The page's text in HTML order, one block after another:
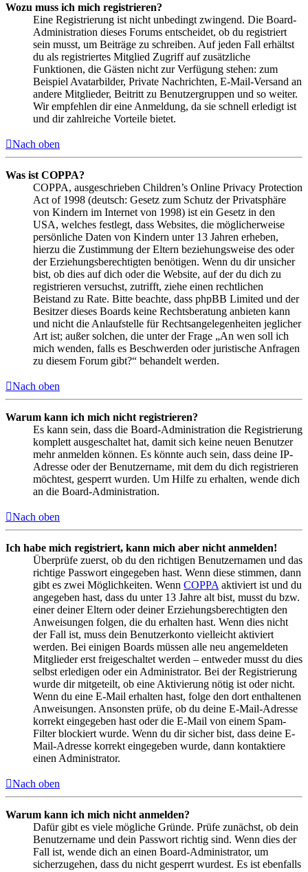
Wozu muss ich mich registrieren?
Eine Registrierung ist nicht unbedingt zwingend. Die Board-
Administration dieses Forums entscheidet, ob du registriert
sein musst, um Beiträge zu schreiben. Auf jeden Fall erhältst
du als registriertes Mitglied Zugriff auf zusätzliche
Funktionen, die Gästen nicht zur Verfügung stehen: zum
Beispiel Avatarbilder, Private Nachrichten, E-Mail-Versand an
andere Mitglieder, Beitritt zu Benutzergruppen und so weiter.
Wir empfehlen dir eine Anmeldung, da sie schnell erledigt ist
und dir zahlreiche Vorteile bietet.
Nach oben
Was ist COPPA?
COPPA, ausgeschrieben Children’s Online Privacy Protection
Act of 1998 (deutsch: Gesetz zum Schutz der Privatsphäre
von Kindern im Internet von 1998) ist ein Gesetz in den
USA, welches festlegt, dass Websites, die möglicherweise
persönliche Daten von Kindern unter 13 Jahren erheben,
hierzu die Zustimmung der Eltern beziehungsweise des oder
der Erziehungsberechtigten benötigen. Wenn du dir unsicher
bist, ob dies auf dich oder die Website, auf der du dich zu
registrieren versuchst, zutrifft, ziehe einen rechtlichen
Beistand zu Rate. Bitte beachte, dass phpBB Limited und der
Besitzer dieses Boards keine Rechtsberatung anbieten kann
und nicht die Anlaufstelle für Rechtsangelegenheiten jeglicher
Art ist; außer solchen, die unter der Frage „An wen soll ich
mich wenden, falls es Beschwerden oder juristische Anfragen
zu diesem Forum gibt?“ behandelt werden.
Nach oben
Warum kann ich mich nicht registrieren?
Es kann sein, dass die Board-Administration die Registrierung
komplett ausgeschaltet hat, damit sich keine neuen Benutzer
mehr anmelden können. Es könnte auch sein, dass deine IP-
Adresse oder der Benutzername, mit dem du dich registrieren
möchtest, gesperrt wurden. Um Hilfe zu erhalten, wende dich
an die Board-Administration.
Nach oben
Ich habe mich registriert, kann mich aber nicht anmelden!
Überprüfe zuerst, ob du den richtigen Benutzernamen und das
richtige Passwort eingegeben hast. Wenn diese stimmen, dann
gibt es zwei Möglichkeiten. Wenn COPPA aktiviert ist und du
angegeben hast, dass du unter 13 Jahre alt bist, musst du bzw.
einer deiner Eltern oder deiner Erziehungsberechtigten den
Anweisungen folgen, die du erhalten hast. Wenn dies nicht
der Fall ist, muss dein Benutzerkonto vielleicht aktiviert
werden. Bei einigen Boards müssen alle neu angemeldeten
Mitglieder erst freigeschaltet werden – entweder musst du dies
selbst erledigen oder ein Administrator. Bei der Registrierung
wurde dir mitgeteilt, ob eine Aktivierung nötig ist oder nicht.
Wenn du eine E-Mail erhalten hast, folge den dort enthaltenen
Anweisungen. Ansonsten prüfe, ob du deine E-Mail-Adresse
korrekt eingegeben hast oder die E-Mail von einem Spam-
Filter blockiert wurde. Wenn du dir sicher bist, dass deine E-
Mail-Adresse korrekt eingegeben wurde, dann kontaktiere
einen Administrator.
Nach oben
Warum kann ich mich nicht anmelden?
Dafür gibt es viele mögliche Gründe. Prüfe zunächst, ob dein
Benutzername und dein Passwort richtig sind. Wenn dies der
Fall ist, wende dich an einen Board-Administrator, um
sicherzugehen, dass du nicht gesperrt wurdest. Es ist ebenfalls